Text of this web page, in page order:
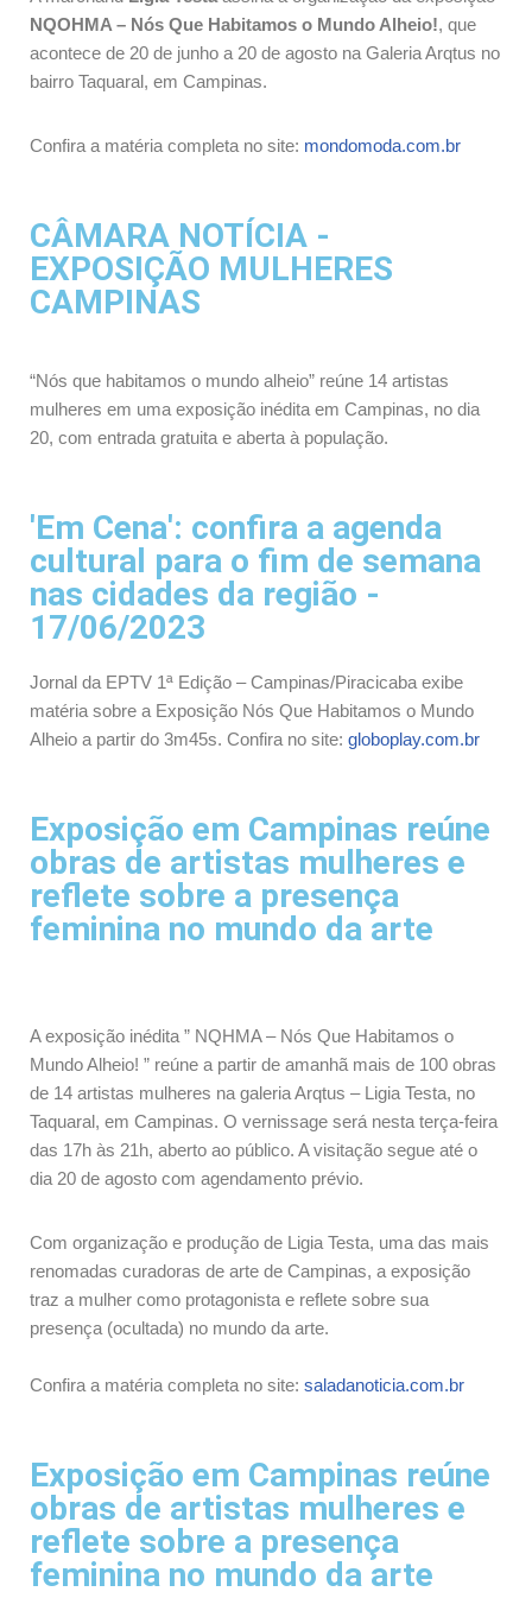
NQOHMA – Nós Que Habitamos o Mundo Alheio!, que
acontece de 20 de junho a 20 de agosto na Galeria Arqtus no
bairro Taquaral, em Campinas.
Confira a matéria completa no site: mondomoda.com.br
CÂMARA NOTÍCIA -
EXPOSIÇÃO MULHERES
CAMPINAS
“Nós que habitamos o mundo alheio” reúne 14 artistas
mulheres em uma exposição inédita em Campinas, no dia
20, com entrada gratuita e aberta à população.
'Em Cena': confira a agenda
cultural para o fim de semana
nas cidades da região -
17/06/2023
Jornal da EPTV 1ª Edição – Campinas/Piracicaba exibe
matéria sobre a Exposição Nós Que Habitamos o Mundo
Alheio a partir do 3m45s. Confira no site: globoplay.com.br
Exposição em Campinas reúne
obras de artistas mulheres e
reflete sobre a presença
feminina no mundo da arte
A exposição inédita ” NQHMA – Nós Que Habitamos o
Mundo Alheio! ” reúne a partir de amanhã mais de 100 obras
de 14 artistas mulheres na galeria Arqtus – Ligia Testa, no
Taquaral, em Campinas. O vernissage será nesta terça-feira
das 17h às 21h, aberto ao público. A visitação segue até o
dia 20 de agosto com agendamento prévio.
Com organização e produção de Ligia Testa, uma das mais
renomadas curadoras de arte de Campinas, a exposição
traz a mulher como protagonista e reflete sobre sua
presença (ocultada) no mundo da arte.
Confira a matéria completa no site: saladanoticia.com.br
Exposição em Campinas reúne
obras de artistas mulheres e
reflete sobre a presença
feminina no mundo da arte